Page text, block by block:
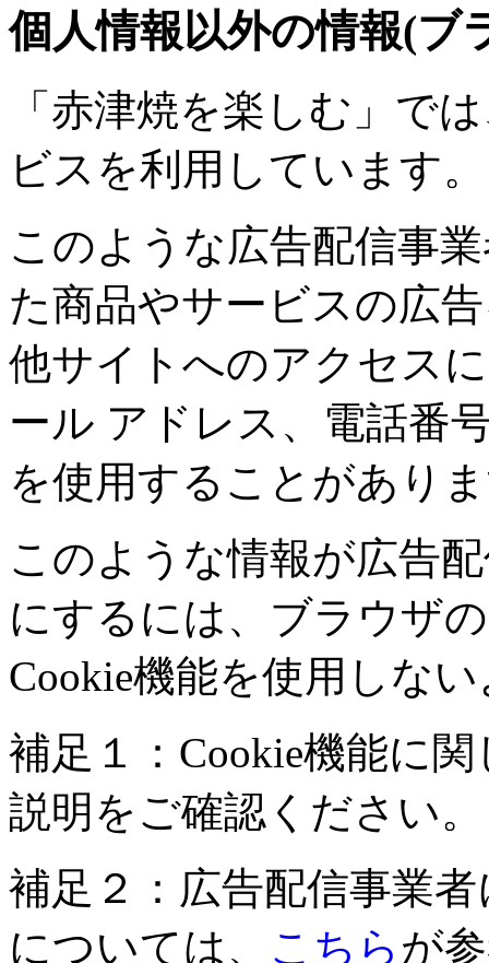
個人情報以外の情報(ブ
「赤津焼を楽しむ」で
ビスを利用しています。
このような広告配信事
た商品やサービスの広
他サイトへのアクセス
ール アドレス、電話番
を使用することがあり
このような情報が広告
にするには、ブラウザ
Cookie機能を使用しな
補足１：Cookie機能に
説明をご確認ください。
補足２：広告配信事業
については、 こちら が